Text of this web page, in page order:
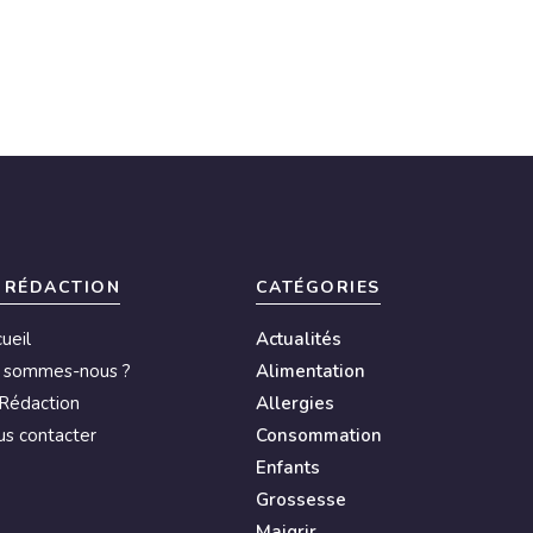
sommes-nous ?
contacter
CATÉGORIES
Actualités
Alimentation
Allergies
Consommation
Enfants
Grossesse